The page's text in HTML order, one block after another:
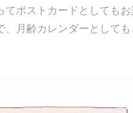
てポストカードとしてもお
月齢カレンダーとしても